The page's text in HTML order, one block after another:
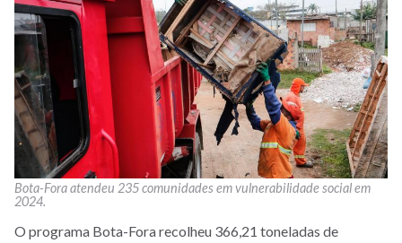
Bota-Fora atendeu 235 comunidades em vulnerabilidade social em
2024.
O programa Bota-Fora recolheu 366,21 toneladas de